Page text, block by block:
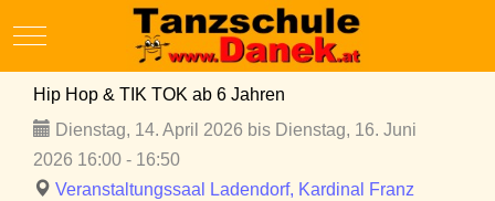
Mobile Menu Toggle
Hip Hop & TIK TOK ab 6 Jahren
Dienstag, 14. April 2026 bis Dienstag, 16. Juni
2026 16:00 - 16:50
Veranstaltungssaal Ladendorf, Kardinal Franz